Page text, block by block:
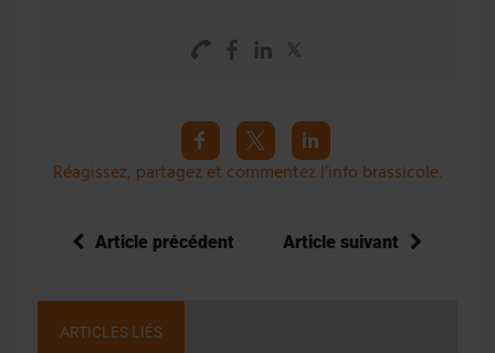
Réagissez, partagez et commentez l’info brassicole.
Article précédent Article suivant
ARTICLES LIÉS